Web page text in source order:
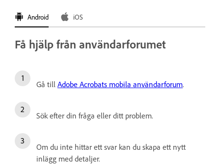
Android iOS
Få hjälp från användarforumet
Gå till Adobe Acrobats mobila användarforum.
Sök efter din fråga eller ditt problem.
Om du inte hittar ett svar kan du skapa ett nytt
inlägg med detaljer.